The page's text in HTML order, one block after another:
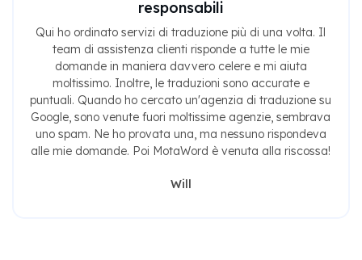
responsabili
Qui ho ordinato servizi di traduzione più di una volta. Il
team di assistenza clienti risponde a tutte le mie
domande in maniera davvero celere e mi aiuta
moltissimo. Inoltre, le traduzioni sono accurate e
puntuali. Quando ho cercato un'agenzia di traduzione su
Google, sono venute fuori moltissime agenzie, sembrava
uno spam. Ne ho provata una, ma nessuno rispondeva
alle mie domande. Poi MotaWord è venuta alla riscossa!
Will